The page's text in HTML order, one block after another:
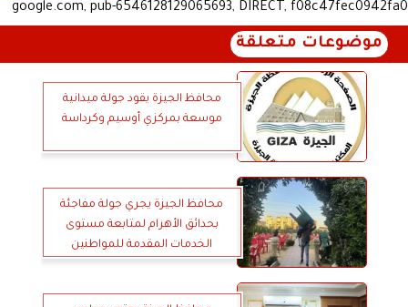
google.com, pub-6546128129065693, DIRECT, f08c47fec0942fa0
موضوعات متعلقة
محافظ الجيزة يقود جولة ميدانية
موسعة بمركزي أوسيم وكرداسة
محافظ الجيزة يجري جولة مفاجئة
بحدائق الأهرام لمتابعة مستوى
الخدمات المقدمة للمواطنين